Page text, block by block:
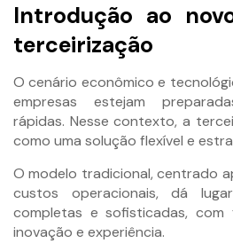
Introdução ao
terceirização
O cenário econômico e
empresas estejam
rápidas. Nesse contexto, a
como uma solução flexível e
O modelo tradicional, centrado
custos operacionais, dá
completas e sofisticadas, com
inovação e experiência.